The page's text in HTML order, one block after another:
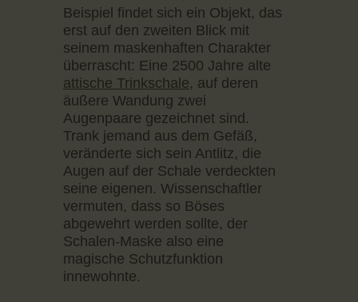
Beispiel findet sich ein Objekt, das
erst auf den zweiten Blick mit
seinem maskenhaften Charakter
überrascht: Eine 2500 Jahre alte
attische Trinkschale, auf deren
äußere Wandung zwei
Augenpaare gezeichnet sind.
Trank jemand aus dem Gefäß,
veränderte sich sein Antlitz, die
Augen auf der Schale verdeckten
seine eigenen. Wissenschaftler
vermuten, dass so Böses
abgewehrt werden sollte, der
Schalen-Maske also eine
magische Schutzfunktion
innewohnte.